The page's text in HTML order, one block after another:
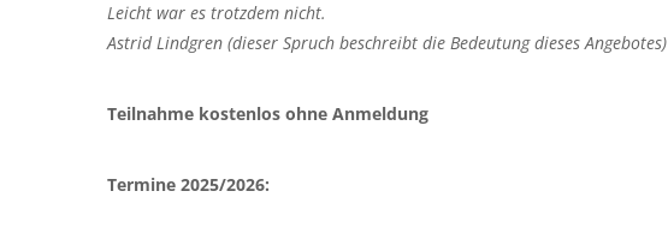
Leicht war es trotzdem nicht.
Astrid Lindgren (dieser Spruch beschreibt die Bedeutung dieses Angebotes)
Teilnahme kostenlos ohne Anmeldung
Termine 2025/2026: